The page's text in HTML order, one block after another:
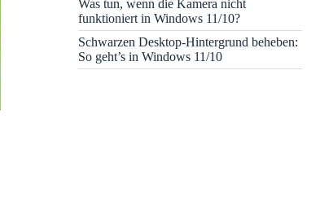
Was tun, wenn die Kamera nicht
funktioniert in Windows 11/10?
Schwarzen Desktop-Hintergrund beheben:
So geht’s in Windows 11/10